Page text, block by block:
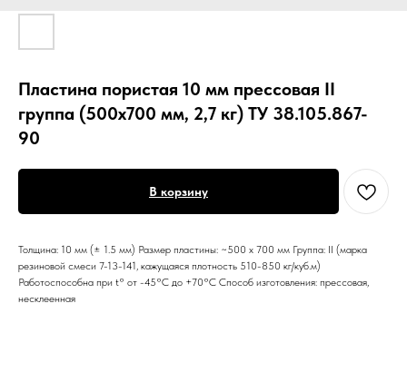
Пластина пористая 10 мм прессовая II
группа (500х700 мм, 2,7 кг) ТУ 38.105.867-
90
В корзину
Толщина: 10 мм (± 1.5 мм) Размер пластины: ~500 х 700 мм Группа: II (марка
резиновой смеси 7-13-141, кажущаяся плотность 510-850 кг/куб.м)
Работоспособна при t° от -45°С до +70°С Способ изготовления: прессовая,
несклеенная